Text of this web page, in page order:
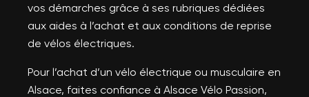
vos démarches grâce à ses rubriques dédiées
aux aides à l’achat et aux conditions de reprise
de vélos électriques.
Pour l’achat d’un vélo électrique ou musculaire en
Alsace, faites confiance à Alsace Vélo Passion,